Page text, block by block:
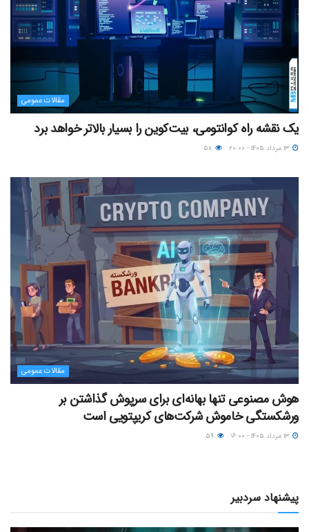
مقالات عمومی
یک نقشه راه کوانتومی، بیت‌کوین را بسیار بالاتر خواهد برد
مقالات عمومی
هوش مصنوعی تنها بهانه‌ای برای سرپوش گذاشتن بر
ورشکستگی خاموش شرکت‌های کریپتویی است
پیشنهاد سردبیر